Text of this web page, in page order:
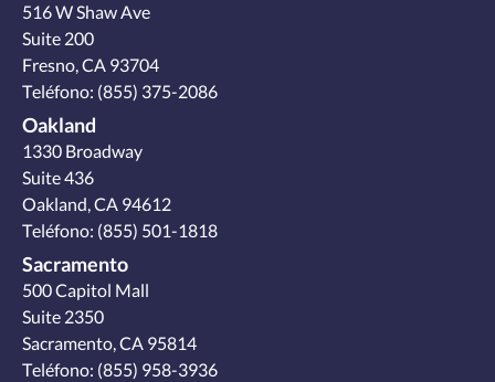
516 W Shaw Ave
Suite 200
Fresno, CA 93704
Teléfono: (855) 375-2086
Oakland
1330 Broadway
Suite 436
Oakland, CA 94612
Teléfono: (855) 501-1818
Sacramento
500 Capitol Mall
Suite 2350
Sacramento, CA 95814
Teléfono: (855) 958-3936